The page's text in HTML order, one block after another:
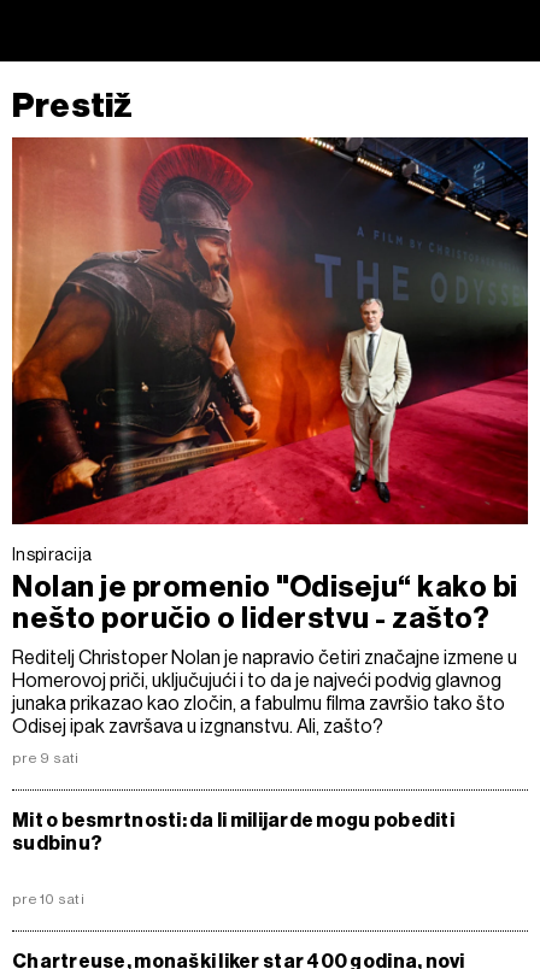
Prestiž
Inspiracija
Nolan je promenio "Odiseju“ kako bi
nešto poručio o liderstvu - zašto?
Reditelj Christoper Nolan je napravio četiri značajne izmene u
Homerovoj priči, uključujući i to da je najveći podvig glavnog
junaka prikazao kao zločin, a fabulmu filma završio tako što
Odisej ipak završava u izgnanstvu. Ali, zašto?
pre 9 sati
Mit o besmrtnosti: da li milijarde mogu pobediti
sudbinu?
pre 10 sati
Chartreuse, monaški liker star 400 godina, novi